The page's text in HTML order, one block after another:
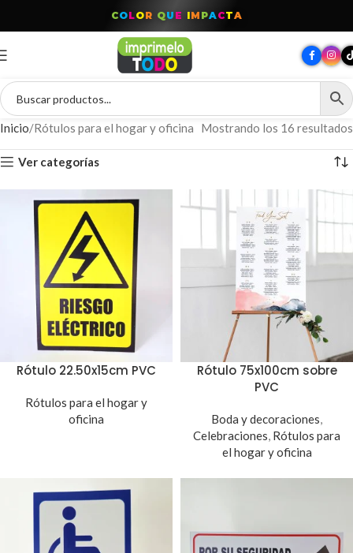
COLOR QU E IM PACTA
Inicio Rótulos para el hogar y oficina Mostrando los 16 resultados
Ver categorías
Rótulo 22.50x15cm PVC
Rótulos para el hogar y
oficina
Rótulo 75x100cm sobre
PVC
Boda y decoraciones,
Celebraciones, Rótulos para
el hogar y oficina